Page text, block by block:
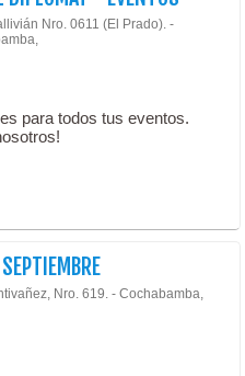
Nro. 0611 (El Prado). -
para todos tus eventos.
Nro. 619. - Cochabamba,